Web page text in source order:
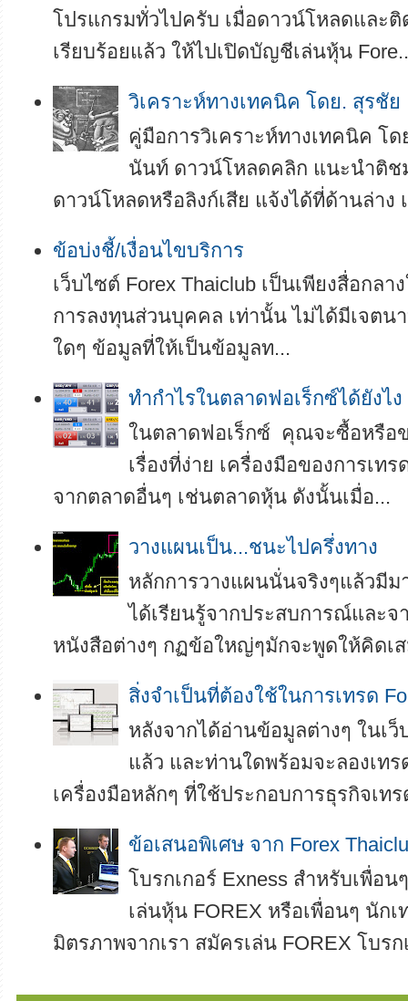
โปรแกรมทั่วไปครับ เมื่อดาวน์โหลดและ
เรียบร้อยแล้ว ให้ไปเปิดบัญชีเล่นหุ้น
­­วิเคราะห์ทางเทคนิค โดย. สุรชัย
คู่มือการวิเคราะห์ทางเทคนิค โ
นันท์ ดาวน์โหลดคลิก แนะนำติ
ดาวน์โหลดหรือลิงก์เสีย แจ้งได้ที่ด้านล่าง
ข้อบ่งชี้/เงื่อนไขบริการ
เว็บไซต์ Forex Thaiclub เป็นเพียงสื่อกลา
การลงทุนส่วนบุคคล เท่านั้น ไม่ได้มีเจตน
ใดๆ ข้อมูลที่ให้เป็นข้อมูลท...
ทำกำไรในตลาดฟอเร็กซ์ได้ยังไง
ในตลาดฟอเร็กซ์ คุณจะซื้อหรือ
เรื่องที่ง่าย เครื่องมือของการเท
จากตลาดอื่นๆ เช่นตลาดหุ้น ดังนั้นเมื่อ...
วางแผนเป็น...ชนะไปครึ่งทาง
หลักการวางแผนนั่นจริงๆแล้วมีม
ได้เรียนรู้จากประสบการณ์และจ
หนังสือต่างๆ กฏข้อใหญ่ๆมักจะพูดให้คิดเส
สิ่งจำเป็นที่ต้องใช้ในการเทรด
หลังจากได้อ่านข้อมูลต่างๆ ในเว็
แล้ว และท่านใดพร้อมจะลองเทร
เครื่องมือหลักๆ ที่ใช้ประกอบการธุรกิจเทร
ข้อเสนอพิเศษ จาก Forex
โบรกเกอร์ Exness สำหรับเพื่อ
เล่นหุ้น FOREX หรือเพื่อนๆ นัก
มิตรภาพจากเรา สมัครเล่น FOREX โบรก